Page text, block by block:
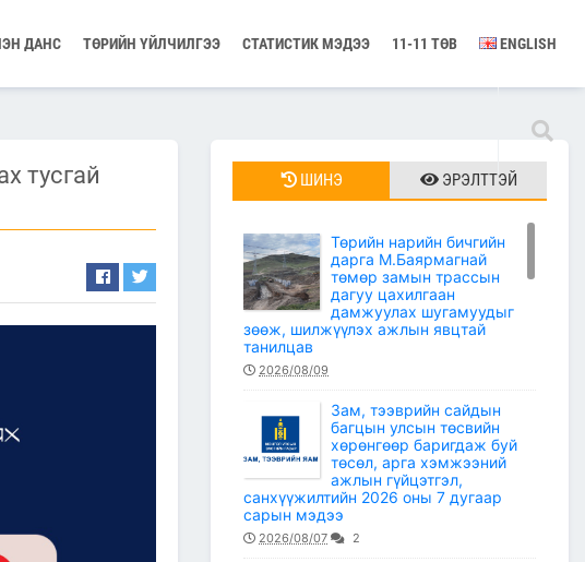
ДАНС ТӨРИЙН ҮЙЛЧИЛГЭЭ СТАТИСТИК МЭДЭЭ 11-11 ТӨВ ENGLISH
тусгай
ШИНЭ ЭРЭЛТТЭЙ
Төрийн нарийн бичгийн
дарга М.Баярмагнай
төмөр замын трассын
дагуу цахилгаан
дамжуулах шугамуудыг
зөөж, шилжүүлэх ажлын явцтай
танилцав
2026/08/09
Зам, тээврийн сайдын
багцын улсын төсвийн
хөрөнгөөр баригдаж буй
төсөл, арга хэмжээний
ажлын гүйцэтгэл,
санхүүжилтийн 2026 оны 7 дугаар
сарын мэдээ
2026/08/07 2